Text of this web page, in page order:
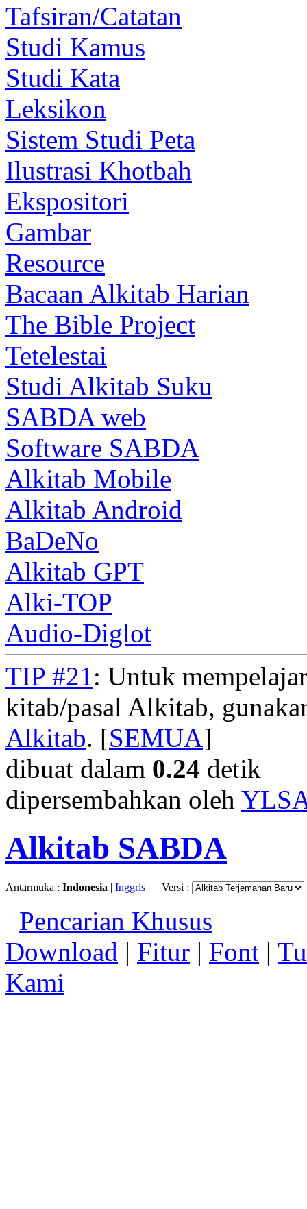
Tafsiran/Catatan
Studi Kamus
Studi Kata
Leksikon
Sistem Studi Peta
Ilustrasi Khotbah
Ekspositori
Gambar
Resource
Bacaan Alkitab Harian
The Bible Project
Tetelestai
Studi Alkitab Suku
SABDA web
Software SABDA
Alkitab Mobile
Alkitab Android
BaDeNo
Alkitab GPT
Alki-TOP
Audio-Diglot
TIP #21: Untuk
kitab/pasal Alkitab,
Alkitab. [SEMUA]
dibuat dalam 0.24 detik
dipersembahkan oleh
Alkitab SABDA
Antarmuka : Indonesia | Inggris Versi :
Pencarian Khusus
Download | Fitur | Font |
Kami